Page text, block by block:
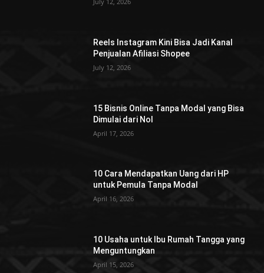
Reels Instagram Kini Bisa Jadi Kanal
Penjualan Afiliasi Shopee
July 12, 2026
15 Bisnis Online Tanpa Modal yang Bisa
Dimulai dari Nol
April 17, 2026
10 Cara Mendapatkan Uang dari HP
untuk Pemula Tanpa Modal
April 16, 2026
10 Usaha untuk Ibu Rumah Tangga yang
Menguntungkan
April 15, 2026